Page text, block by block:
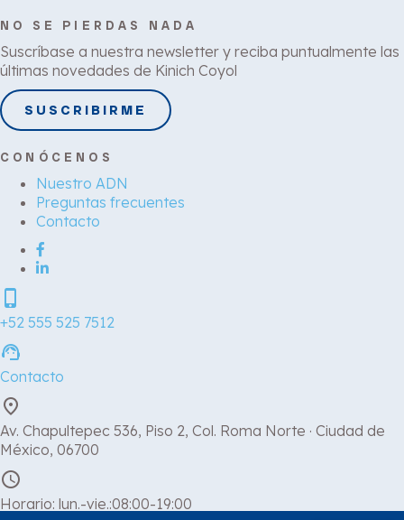
NO SE PIERDAS NADA
Suscríbase a nuestra newsletter y reciba puntualmente las
últimas novedades de Kinich Coyol
SUSCRIBIRME
CONÓCENOS
Nuestro ADN
Preguntas frecuentes
Contacto
phone_iphone
+52 555 525 7512
support_agent
Contacto
place
Av. Chapultepec 536, Piso 2, Col. Roma Norte · Ciudad de
México, 06700
schedule
Horario: lun.-vie.:08:00-19:00